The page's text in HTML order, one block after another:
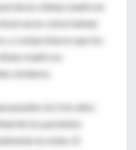
células madre en
cómo habían
y comprobaron que los
madre no
similares.
pasados los tres años
de los pacientes
la visión. El